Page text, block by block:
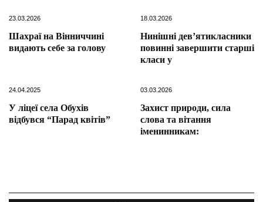
23.03.2026
Шахраї на Вінниччині
видають себе за голову
18.03.2026
Нинішні дев’ятикласники
повинні завершити старші
класи у
24.04.2025
У ліцеї села Обухів
відбувся “Парад квітів”
03.03.2026
Захист природи, сила
слова та вітання
іменинникам: